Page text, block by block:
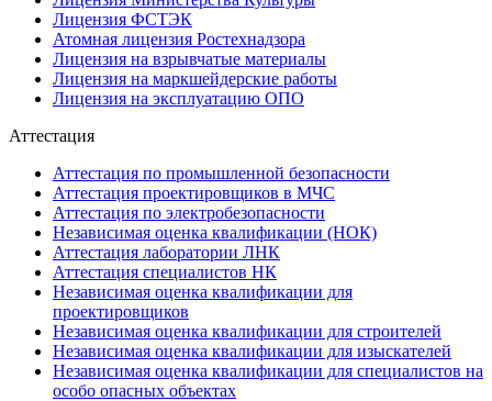
Лицензия ФСТЭК
Атомная лицензия Ростехнадзора
Лицензия на взрывчатые материалы
Лицензия на маркшейдерские работы
Лицензия на эксплуатацию ОПО
Аттестация
Аттестация по промышленной безопасности
Аттестация проектировщиков в МЧС
Аттестация по электробезопасности
Независимая оценка квалификации (НОК)
Аттестация лаборатории ЛНК
Аттестация специалистов НК
Независимая оценка квалификации для
проектировщиков
Независимая оценка квалификации для строителей
Независимая оценка квалификации для изыскателей
Независимая оценка квалификации для специалистов на
особо опасных объектах